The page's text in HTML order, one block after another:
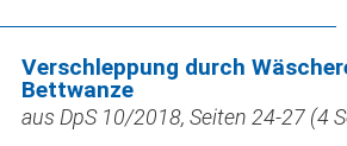
Verschleppung durch
Bettwanze
aus DpS 10/2018, Seiten 24-27 (4